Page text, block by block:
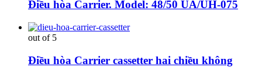
Điều hòa Carrier. Model: 48/50 UA/UH-075
out of 5
Điều hòa Carrier cassetter hai chiều không